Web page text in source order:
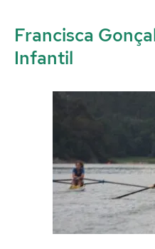
Francisca
Infantil